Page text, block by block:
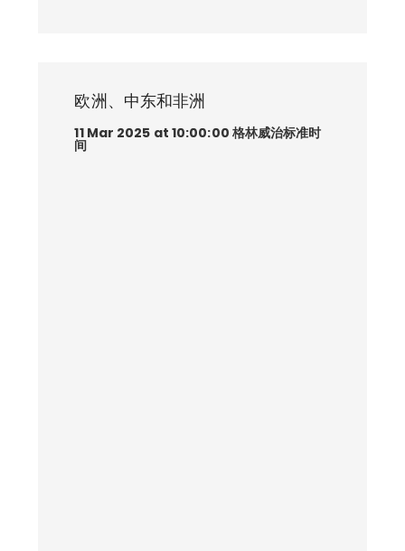
欧洲、中东和非洲
11 Mar 2025 at 10:00:00 格林威治标准时
间